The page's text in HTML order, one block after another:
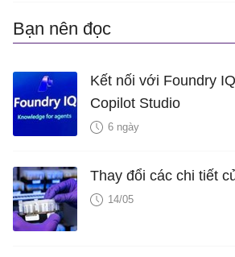
Bạn nên đọc
Kết nối với Foundry
Copilot Studio
6 ngày
Thay đổi các chi tiết
14/05